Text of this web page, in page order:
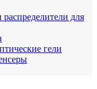
для
гели